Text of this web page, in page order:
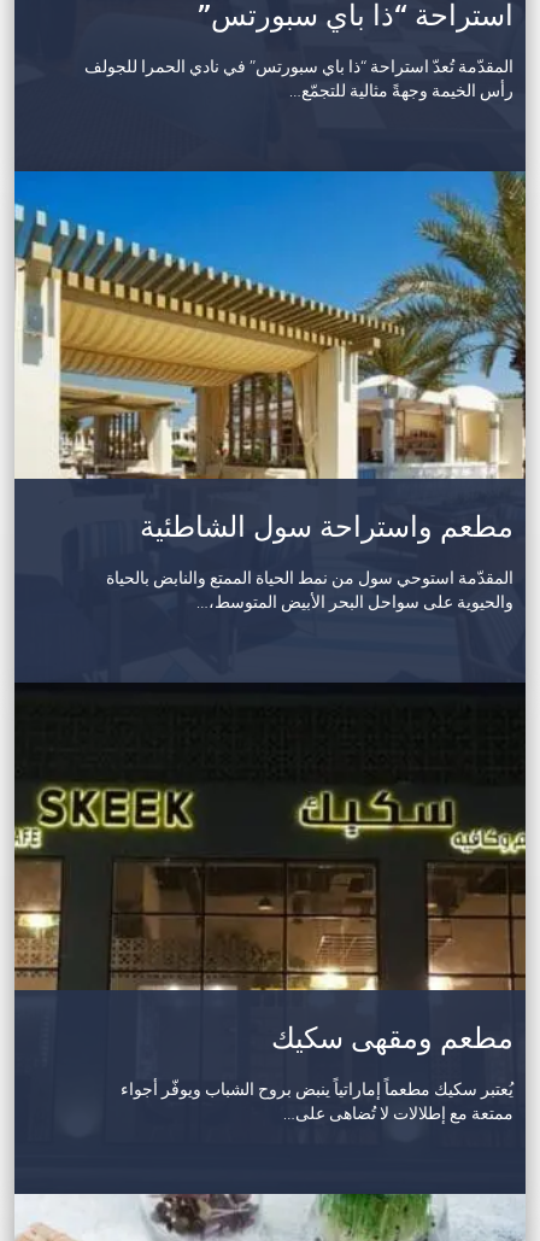
استراحة “ذا باي سبورتس”
المقدّمة تُعدّ استراحة “ذا باي سبورتس” في نادي الحمرا للجولف
رأس الخيمة وجهةً مثالية للتجمّع…
مطعم واستراحة سول الشاطئية
المقدّمة استوحي سول من نمط الحياة الممتع والنابض بالحياة
والحيوية على سواحل البحر الأبيض المتوسط،…
مطعم ومقهى سكيك
يُعتبر سكيك مطعماً إماراتياً ينبض بروح الشباب ويوفّر أجواء
ممتعة مع إطلالات لا تُضاهى على…